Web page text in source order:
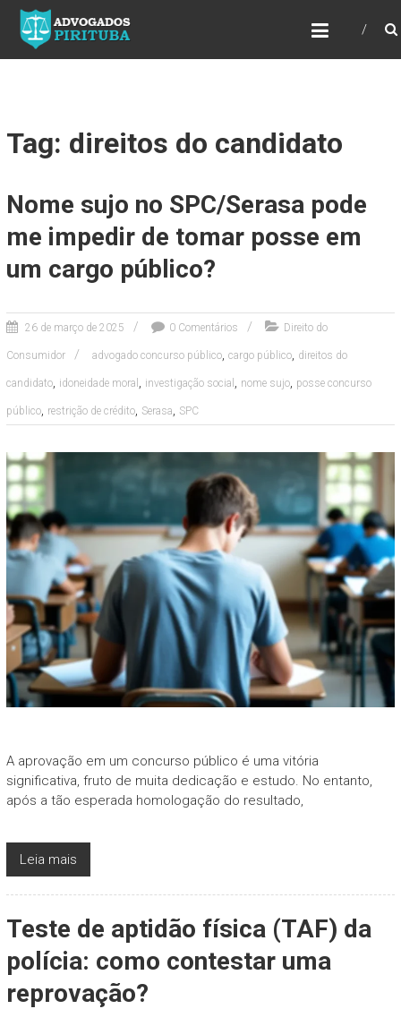
ADVOGADOS PIRITUBA
Precisando de advogado? Entre em contato!
Fazemos toda a assessoria que você
Tag: direitos do candidato
Nome sujo no SPC/Serasa pode
me impedir de tomar posse em
um cargo público?
26 de março de 2025 0 Comentários Direito do
Consumidor advogado concurso público, cargo público, direitos do
candidato, idoneidade moral , investigação social , nome sujo, posse concurso
público, restrição de crédito, Serasa, SPC
A aprovação em um concurso público é uma vitória
significativa, fruto de muita dedicação e estudo. No entanto,
após a tão esperada homologação do resultado,
Leia mais
Teste de aptidão física (TAF) da
polícia: como contestar uma
reprovação?